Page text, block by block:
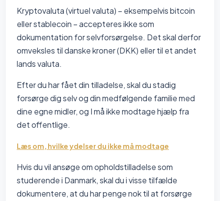
Kryptovaluta (virtuel valuta) – eksempelvis bitcoin
eller stablecoin – accepteres ikke som
dokumentation for selvforsørgelse. Det skal derfor
omveksles til danske kroner (DKK) eller til et andet
lands valuta.
Efter du har fået din tilladelse, skal du stadig
forsørge dig selv og din medfølgende familie med
dine egne midler, og I må ikke modtage hjælp fra
det offentlige.
Læs om, hvilke ydelser du ikke må modtage
Hvis du vil ansøge om opholdstilladelse som
studerende i Danmark, skal du i visse tilfælde
dokumentere, at du har penge nok til at forsørge